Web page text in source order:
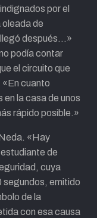
por el
oleada de
después…»
podía contar
el circuito que
cuanto
la casa de unos
rápido posible.»
«Hay
de
cuya
segundos, emitido
de la
con esa causa